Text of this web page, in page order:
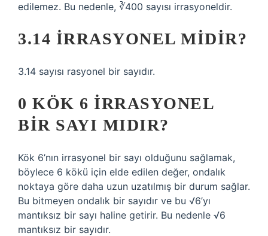
edilemez. Bu nedenle, ∛400 sayısı irrasyoneldir.
3.14 IRRASYONEL MIDIR?
3.14 sayısı rasyonel bir sayıdır.
0 KÖK 6 IRRASYONEL
BIR SAYI MIDIR?
Kök 6’nın irrasyonel bir sayı olduğunu sağlamak,
böylece 6 kökü için elde edilen değer, ondalık
noktaya göre daha uzun uzatılmış bir durum sağlar.
Bu bitmeyen ondalık bir sayıdır ve bu √6’yı
mantıksız bir sayı haline getirir. Bu nedenle √6
mantıksız bir sayıdır.